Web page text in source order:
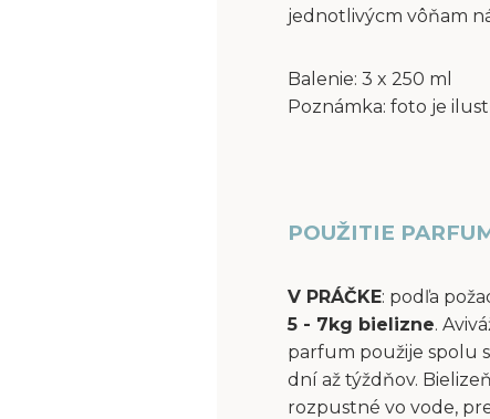
jednotlivýcm vôňam
Balenie: 3 x 250 ml
Poznámka: foto je
POUŽITIE
V PRÁČKE: podľa
5 - 7kg bielizne.
parfum použije spolu
dní až týždňov.
rozpustné vo vode,